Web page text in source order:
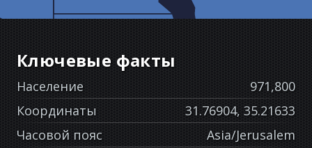
Ключевые факты
Население
971,800
Координаты
31.76904, 35.21633
Часовой пояс
Asia/Jerusalem